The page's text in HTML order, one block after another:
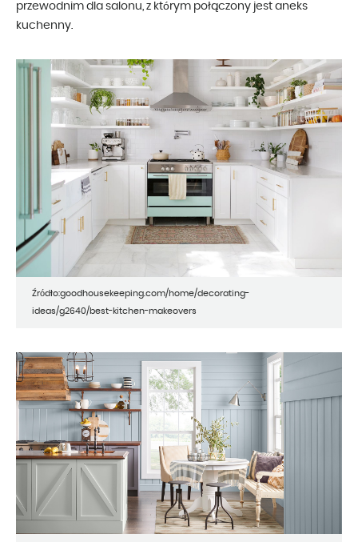
przewodnim dla salonu, z którym połączony jest aneks
kuchenny.
Źródło:goodhousekeeping.com/home/decorating-
ideas/g2640/best-kitchen-makeovers